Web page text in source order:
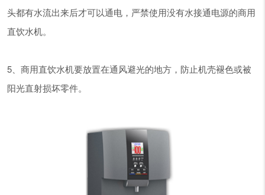
头都有水流出来后才可以通电，严禁使用没有水接通电源的商用
直饮水机。
5、商用直饮水机要放置在通风避光的地方，防止机壳褪色或被
阳光直射损坏零件。